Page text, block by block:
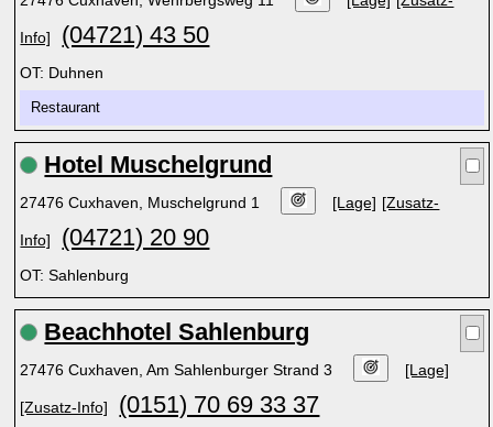
Info] (04721) 43 50
OT: Duhnen
Restaurant
Hotel Muschelgrund
27476 Cuxhaven, Muschelgrund 1 [Lage] [Zusatz-
Info] (04721) 20 90
OT: Sahlenburg
Beachhotel Sahlenburg
27476 Cuxhaven, Am Sahlenburger Strand 3 [Lage]
[Zusatz-Info] (0151) 70 69 33 37